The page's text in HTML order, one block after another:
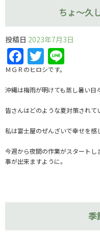
ちょ～久
投稿日 2023年7月3日
Facebook
Twitter
ＭＧＲのヒロシです。
沖縄は梅雨が明けても蒸し暑い日
皆さんはどのような夏対策されて
私は富士屋のぜんざいで幸せを感
今週から夜間の作業がスタート
事が出来ますように。
季